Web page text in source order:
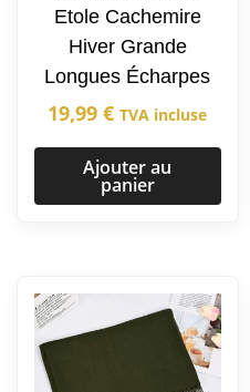
Etole Cachemire
Hiver Grande
Longues Écharpes
19,99€ TVA incluse
Ajouter au
panier